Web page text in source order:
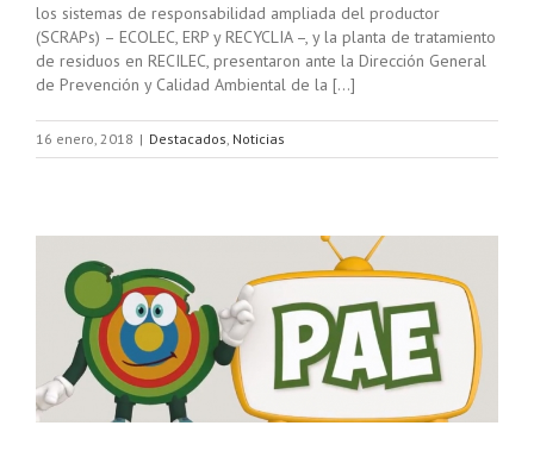
los sistemas de responsabilidad ampliada del productor
(SCRAPs) – ECOLEC, ERP y RECYCLIA –, y la planta de tratamiento
de residuos en RECILEC, presentaron ante la Dirección General
de Prevención y Calidad Ambiental de la […]
16 enero, 2018 | Destacados Noticias